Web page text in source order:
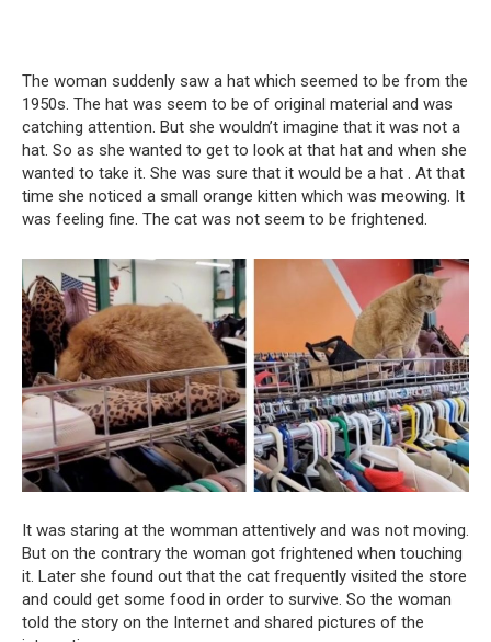
The woman suddenly saw a hat which seemed to be from the
1950s. The hat was seem to be of original material and was
catching attention. But she wouldn’t imagine that it was not a
hat. So as she wanted to get to look at that hat and when she
wanted to take it. She was sure that it would be a hat . At that
time she noticed a small orange kitten which was meowing. It
was feeling fine. The cat was not seem to be frightened.
It was staring at the womman attentively and was not moving.
But on the contrary the woman got frightened when touching
it. Later she found out that the cat frequently visited the store
and could get some food in order to survive. So the woman
told the story on the Internet and shared pictures of the